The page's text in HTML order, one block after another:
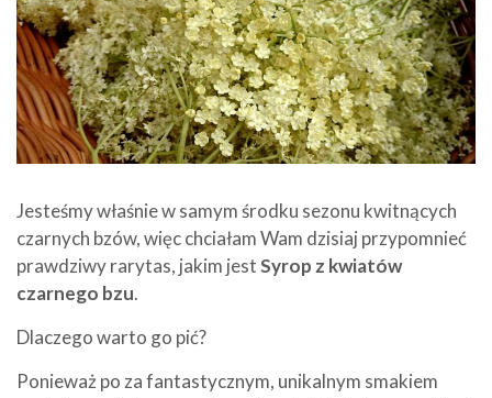
Jesteśmy właśnie w samym środku sezonu kwitnących
czarnych bzów, więc chciałam Wam dzisiaj przypomnieć
prawdziwy rarytas, jakim jestSyrop z kwiatów
czarnego bzu.
Dlaczego warto go pić?
Ponieważ po za fantastycznym, unikalnym smakiem